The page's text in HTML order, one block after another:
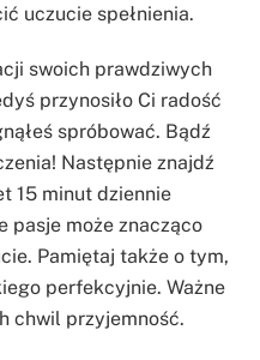
uczucie spełnienia.
swoich prawdziwych
przynosiło Ci radość
spróbować. Bądź
Następnie znajdź
15 minut dziennie
pasje może znacząco
Pamiętaj także o tym,
perfekcyjnie. Ważne
chwil przyjemność.